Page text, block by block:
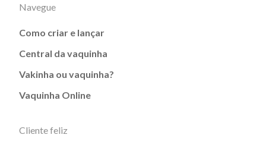
Navegue
Como criar e lançar
Central da vaquinha
Vakinha ou vaquinha?
Vaquinha Online
Cliente feliz